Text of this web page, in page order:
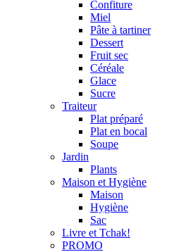
Confiture
Miel
Pâte à tartiner
Dessert
Fruit sec
Céréale
Glace
Sucre
Traiteur
Plat préparé
Plat en bocal
Soupe
Jardin
Plants
Maison et Hygiène
Maison
Hygiène
Sac
Livre et Tchak!
PROMO